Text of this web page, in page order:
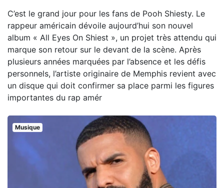
C’est le grand jour pour les fans de Pooh Shiesty. Le
rappeur américain dévoile aujourd’hui son nouvel
album « All Eyes On Shiest », un projet très attendu qui
marque son retour sur le devant de la scène. Après
plusieurs années marquées par l’absence et les défis
personnels, l’artiste originaire de Memphis revient avec
un disque qui doit confirmer sa place parmi les figures
importantes du rap amér
Musique